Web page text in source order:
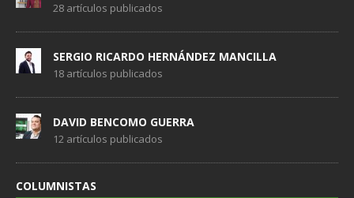
28 artículos publicados
SERGIO RICARDO HERNÁNDEZ MANCILLA
18 artículos publicados
DAVID BENCOMO GUERRA
12 artículos publicados
COLUMNISTAS